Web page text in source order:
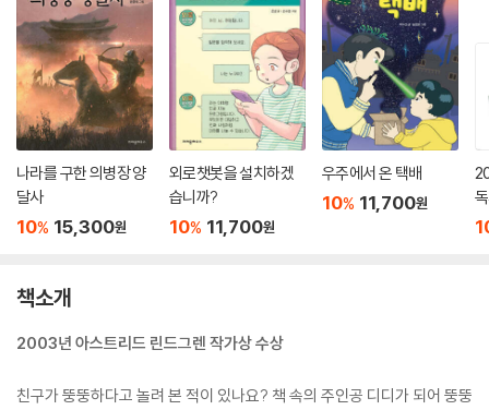
나라를 구한 의병장 양
달사
10% 15,300원
외로챗봇을 설치하겠
습니까?
10% 11,700원
우주에서 온 택배
10% 11,700원
년
책소개
2003년 아스트리드 린드그렌 작가상 수상
친구가 뚱뚱하다고 놀려 본 적이 있나요? 책 속의 주인공 디디가 되어 뚱뚱